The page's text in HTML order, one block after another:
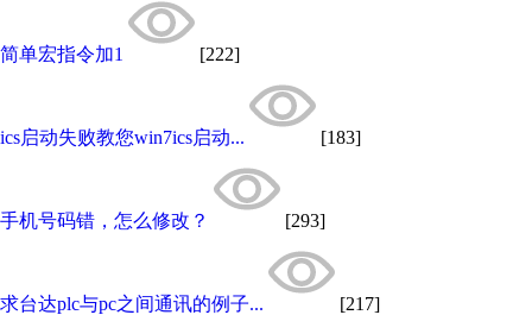
简单宏指令加1 [222]
ics启动失败教您win7ics启动... [183]
手机号码错，怎么修改？ [293]
求台达plc与pc之间通讯的例子... [217]